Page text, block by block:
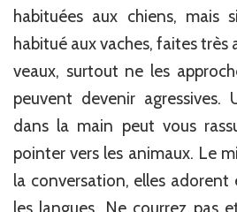
habituées aux chiens, mais
habitué aux vaches, faites très
veaux, surtout ne les
peuvent devenir
dans la main peut vous
pointer vers les animaux. Le
la conversation, elles
les langues. Ne courrez pas